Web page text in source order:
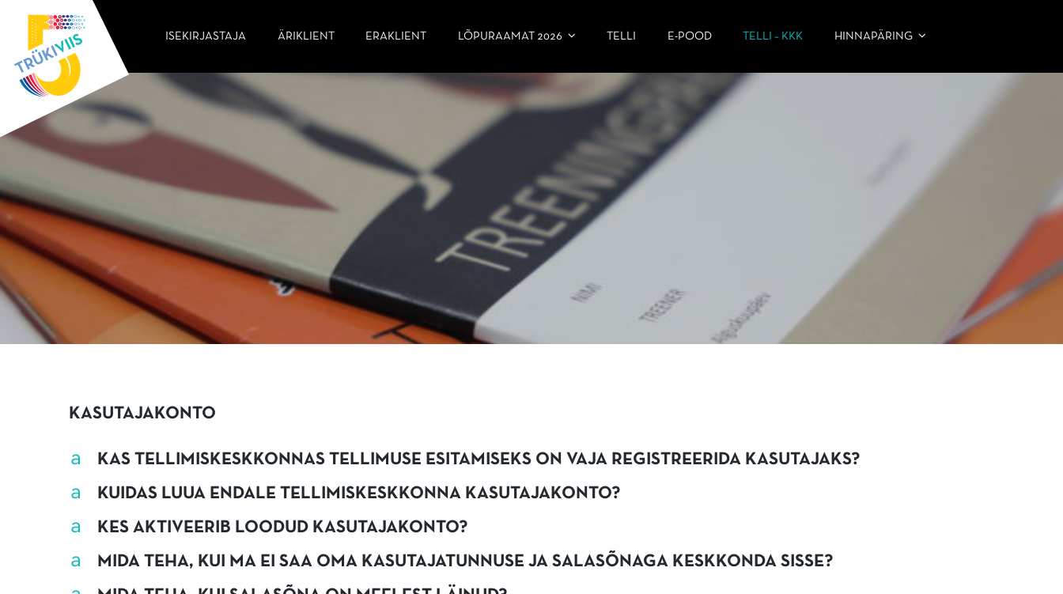
ISEKIRJASTAJA ÄRIKLIENT ERAKLIENT LÕPURAAMAT 2026 TELLI E-POOD TELLI – KKK HINNAPÄRING
KASUTAJAKONTO
a KAS TELLIMISKESKKONNAS TELLIMUSE ESITAMISEKS ON VAJA REGISTREERIDA KASUTAJAKS?
a KUIDAS LUUA ENDALE TELLIMISKESKKONNA KASUTAJAKONTO?
a KES AKTIVEERIB LOODUD KASUTAJAKONTO?
a MIDA TEHA, KUI MA EI SAA OMA KASUTAJATUNNUSE JA SALASÕNAGA KESKKONDA SISSE?